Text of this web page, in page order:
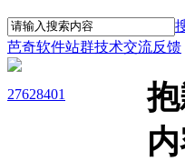
芭奇软件站群技术交流反馈
27628401